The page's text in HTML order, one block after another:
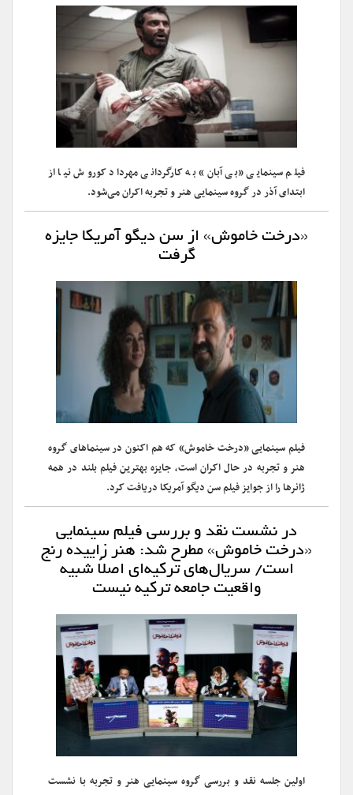
فیلم سینمایی «بی ‌آبان» به کارگردانی مهرداد کوروش نیا از
ابتدای آذر در گروه سینمایی هنر و تجربه اکران می‌شود.
«درخت خاموش» از سن دیگو آمریکا جایزه
گرفت
فیلم سینمایی «درخت خاموش» که هم اکنون در سینماهای گروه
هنر و تجربه در حال اکران است، جایزه بهترین فیلم بلند در همه
ژانرها را از جوایز فیلم سن دیگو آمریکا دریافت کرد.
در نشست نقد و بررسی فیلم سینمایی
«درخت خاموش» مطرح شد: هنر زاییده رنج
است/ سریال‌های ترکیه‌ای اصلاً شبیه
واقعیت جامعه ترکیه نیست
اولین جلسه نقد و بررسی گروه سینمایی هنر و تجربه با نشست